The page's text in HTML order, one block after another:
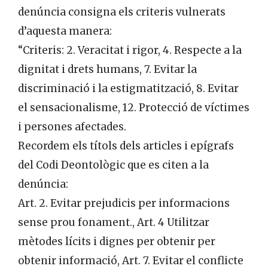
denúncia consigna els criteris vulnerats
d’aquesta manera:
“Criteris: 2. Veracitat i rigor, 4. Respecte a la
dignitat i drets humans, 7. Evitar la
discriminació i la estigmatització, 8. Evitar
el sensacionalisme, 12. Protecció de víctimes
i persones afectades.
Recordem els títols dels articles i epígrafs
del Codi Deontològic que es citen a la
denúncia:
Art. 2. Evitar prejudicis per informacions
sense prou fonament., Art. 4 Utilitzar
mètodes lícits i dignes per obtenir per
obtenir informació, Art. 7. Evitar el conflicte